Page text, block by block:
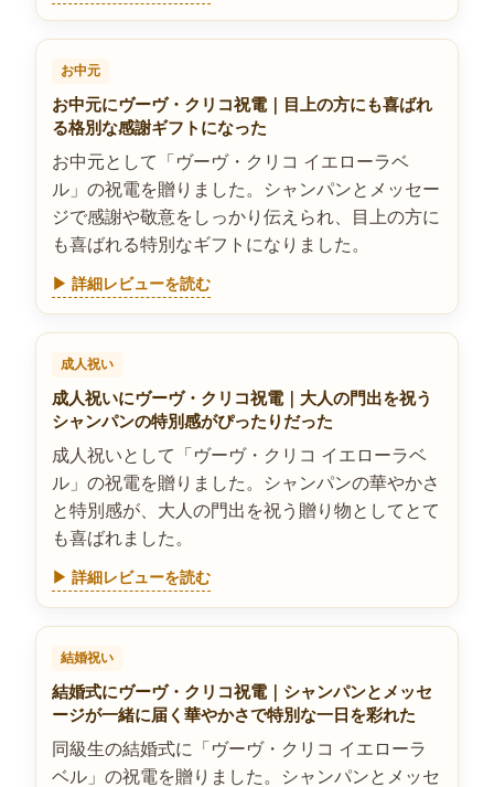
お中元
お中元にヴーヴ・クリコ祝電｜目上の方にも喜ばれ
る格別な感謝ギフトになった
お中元として「ヴーヴ・クリコ イエローラベ
ル」の祝電を贈りました。シャンパンとメッセー
ジで感謝や敬意をしっかり伝えられ、目上の方に
も喜ばれる特別なギフトになりました。
▶ 詳細レビューを読む
成人祝い
成人祝いにヴーヴ・クリコ祝電｜大人の門出を祝う
シャンパンの特別感がぴったりだった
成人祝いとして「ヴーヴ・クリコ イエローラベ
ル」の祝電を贈りました。シャンパンの華やかさ
と特別感が、大人の門出を祝う贈り物としてとて
も喜ばれました。
▶ 詳細レビューを読む
結婚祝い
結婚式にヴーヴ・クリコ祝電｜シャンパンとメッセ
ージが一緒に届く華やかさで特別な一日を彩れた
同級生の結婚式に「ヴーヴ・クリコ イエローラ
ベル」の祝電を贈りました。シャンパンとメッセ